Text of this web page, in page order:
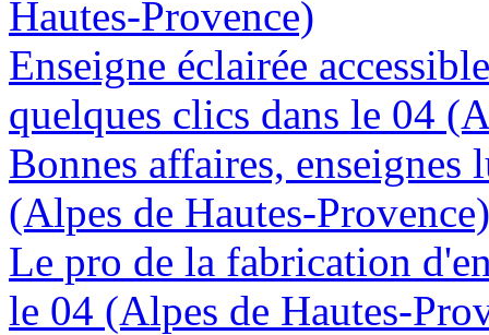
Hautes-Provence)
Enseigne éclairée
quelques clics dans le 04
Bonnes affaires, enseignes
(Alpes de Hautes-Provence)
Le pro de la fabrication
le 04 (Alpes de Hautes-